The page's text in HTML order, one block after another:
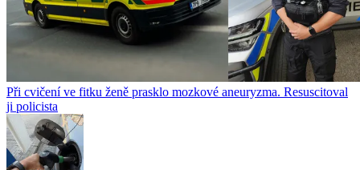
Při cvičení ve fitku ženě prasklo mozkové aneuryzma. Resuscitoval
ji policista